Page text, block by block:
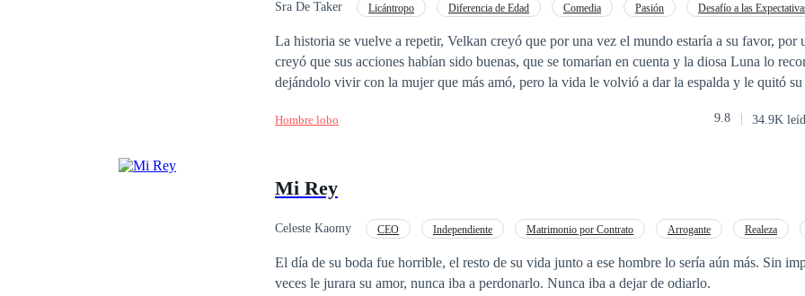
Sra De Taker Licántropo Diferencia de Edad Comedia Pasión Desafío a las
La historia se vuelve a repetir, Velkan creyó que por una vez el mundo estaría a su favor, por
creyó que sus acciones habían sido buenas, que se tomarían en cuenta y la diosa Luna lo
dejándolo vivir con la mujer que más amó, pero la vida le volvió a dar la espalda y le quitó su
Velkan no es más que un lobo amargado, cruel y despreocupado, se mete en todas las peleas
Hombre lobo 9.8 34.9K
Mi Rey
Celeste Kaomy CEO Independiente Matrimonio por Contrato Arrogante Realeza
El día de su boda fue horrible, el resto de su vida junto a ese hombre lo sería aún más. Sin
veces le jurara su amor, nunca iba a perdonarlo. Nunca iba a dejar de odiarlo.